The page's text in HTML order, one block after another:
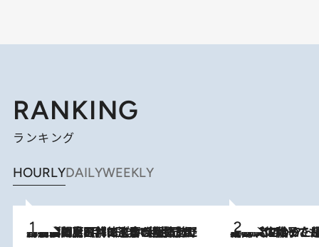
RANKING
ランキング
HOURLYDAILYWEEKLY
2026.8.8
「最後に見られてよかった」上野動物園の東園パンダ舎が解体前に特別公開。8月16日まで延長されたパネル展と共に辿る“半世紀”のパンダ飼育《解体工事の図面あり》 2026.8.5
【阿川佐和子さんの年とる力】なぜ70代で始めた趣味は“こんなに楽しい”のか？ ピアノ、俳句…スランプに陥っても続けられる“ある秘訣”とは